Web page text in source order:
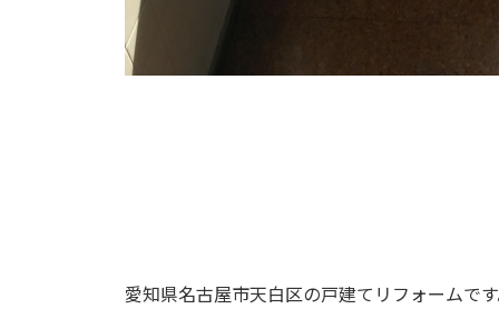
愛知県名古屋市天白区の戸建てリフォームで